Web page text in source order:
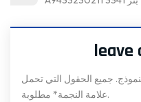
leave
جميع الحقول التي تحمل
علامة النجمة* مطلوبة.